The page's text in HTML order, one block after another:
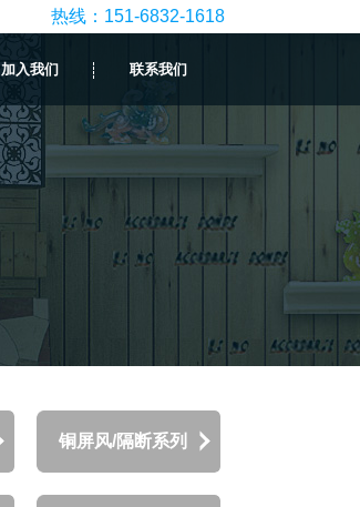
热线：151-6832-1618
加入我们 联系我们
铜屏风/隔断系列